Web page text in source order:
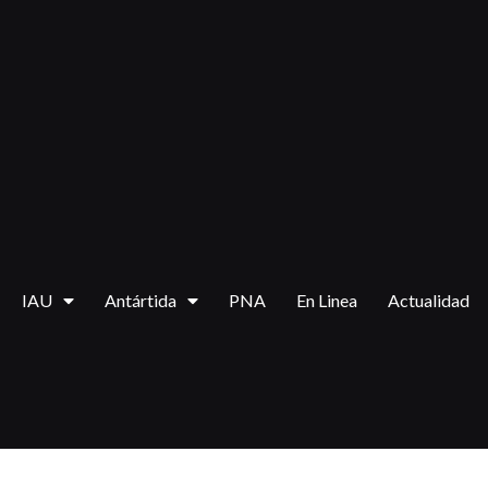
IAU Antártida PNA En Linea Actualidad